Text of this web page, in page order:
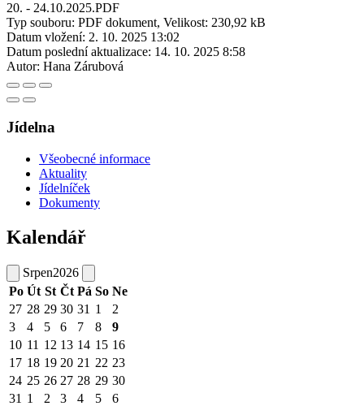
20. - 24.10.2025.PDF
Typ souboru: PDF dokument, Velikost: 230,92 kB
Datum vložení: 2. 10. 2025 13:02
Datum poslední aktualizace: 14. 10. 2025 8:58
Autor: Hana Zárubová
Jídelna
Všeobecné informace
Aktuality
Jídelníček
Dokumenty
Kalendář
Srpen2026
Po Út St Čt Pá So Ne
27 28 29 30 31 1
2
3
4 5 6 7 8
9
10 11 12 13 14 15 16
17 18 19 20 21 22 23
24 25 26 27 28 29 30
31 1 2 3 4 5 6